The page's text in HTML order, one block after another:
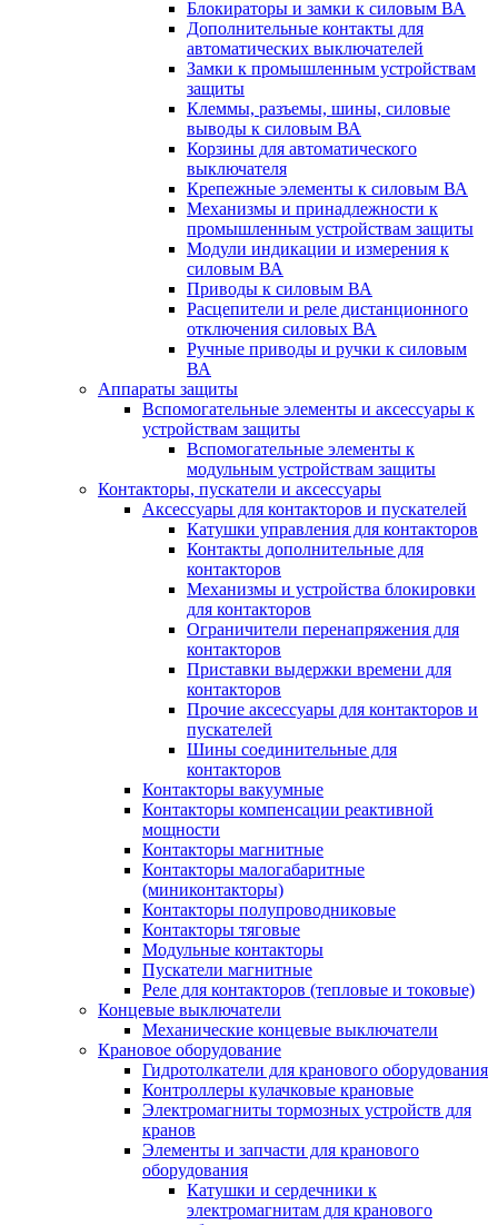
Блокираторы и замки к силовым ВА
Дополнительные контакты для
автоматических выключателей
Замки к промышленным устройствам
защиты
Клеммы, разъемы, шины, силовые
выводы к силовым ВА
Корзины для автоматического
выключателя
Крепежные элементы к силовым ВА
Механизмы и принадлежности к
промышленным устройствам защиты
Модули индикации и измерения к
силовым ВА
Приводы к силовым ВА
Расцепители и реле дистанционного
отключения силовых ВА
Ручные приводы и ручки к силовым
ВА
Аппараты защиты
Вспомогательные элементы и аксессуары к
устройствам защиты
Вспомогательные элементы к
модульным устройствам защиты
Контакторы, пускатели и аксессуары
Аксессуары для контакторов и пускателей
Катушки управления для контакторов
Контакты дополнительные для
контакторов
Механизмы и устройства блокировки
для контакторов
Ограничители перенапряжения для
контакторов
Приставки выдержки времени для
контакторов
Прочие аксессуары для контакторов и
пускателей
Шины соединительные для
контакторов
Контакторы вакуумные
Контакторы компенсации реактивной
мощности
Контакторы магнитные
Контакторы малогабаритные
(миниконтакторы)
Контакторы полупроводниковые
Контакторы тяговые
Модульные контакторы
Пускатели магнитные
Реле для контакторов (тепловые и токовые)
Концевые выключатели
Механические концевые выключатели
Крановое оборудование
Гидротолкатели для кранового оборудования
Контроллеры кулачковые крановые
Электромагниты тормозных устройств для
кранов
Элементы и запчасти для кранового
оборудования
Катушки и сердечники к
электромагнитам для кранового